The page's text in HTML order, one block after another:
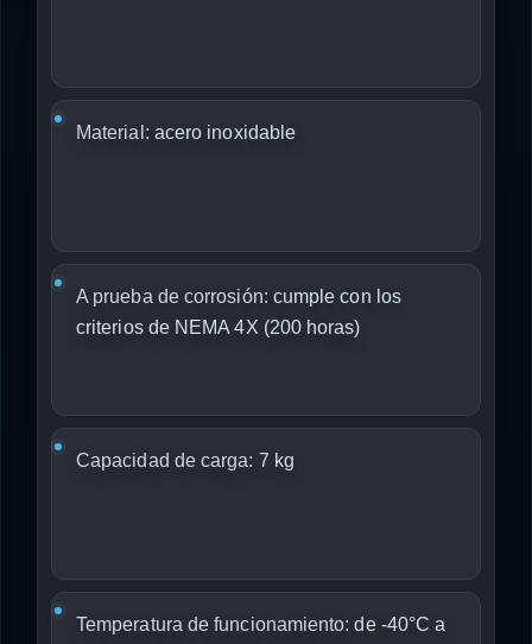
Material: acero inoxidable
A prueba de corrosión: cumple con los
criterios de NEMA 4X (200 horas)
Capacidad de carga: 7 kg
Temperatura de funcionamiento: de -40°C a